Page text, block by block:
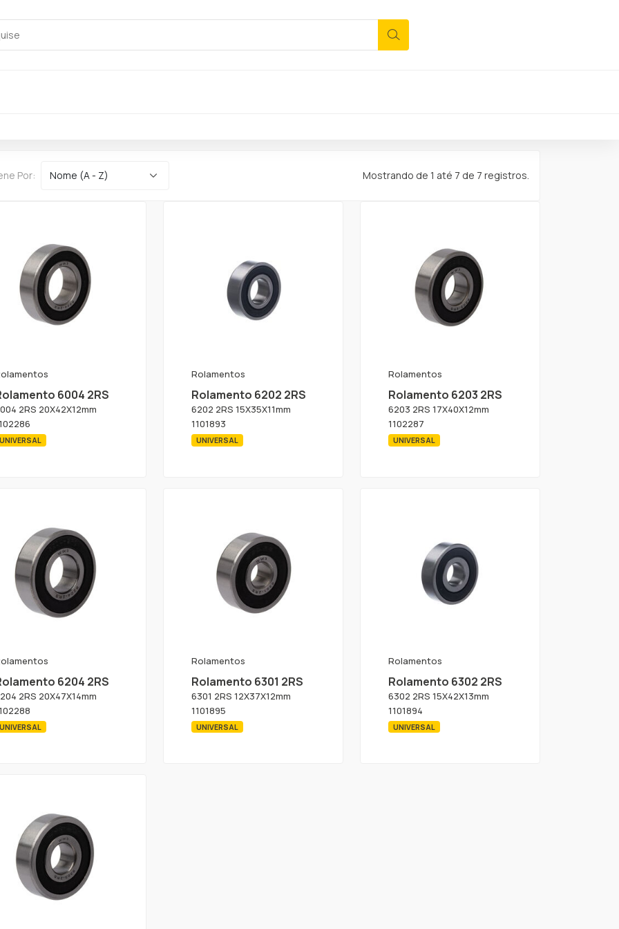
Por: Mostrando de 1 até 7 de 7 registros.
6004 2RS
2RS 20X42X12mm
UNIVERSAL
Rolamentos
Rolamento 6202 2RS
6202 2RS 15X35X11mm
1101893
UNIVERSAL
Rolamentos
Rolamento 6203 2RS
6203 2RS 17X40X12mm
1102287
UNIVERSAL
6204 2RS
2RS 20X47X14mm
UNIVERSAL
Rolamentos
Rolamento 6301 2RS
6301 2RS 12X37X12mm
1101895
UNIVERSAL
Rolamentos
Rolamento 6302 2RS
6302 2RS 15X42X13mm
1101894
UNIVERSAL